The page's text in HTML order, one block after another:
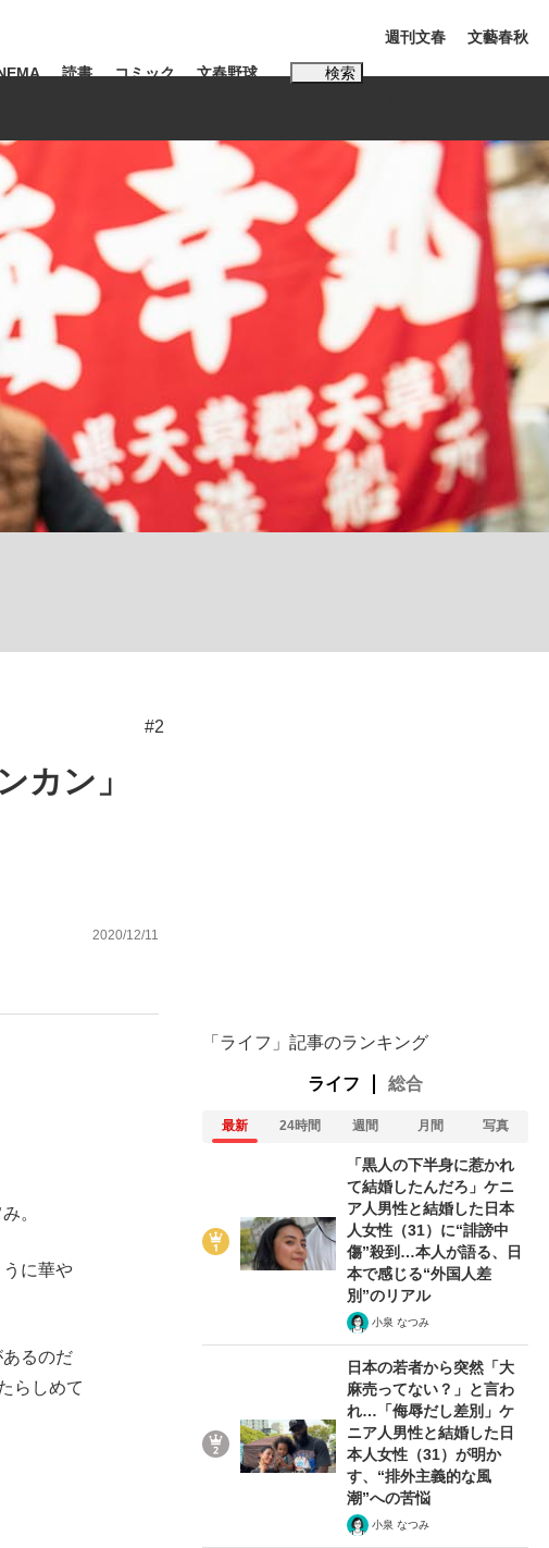
ーキョー滞在記》RM→渋谷で飲み会、JIN→伊豆の...
生まれのK-POPアイドルたち
読書 コミック 文春野球 検索
田有紀
#松田聖子
週刊文春 文藝春秋
#2
カン」
2020/12/11
。
に華や
るのだ
らしめて
「ライフ」記事のランキング
ライフ 総合
最新 24時間 週間 月間 写真
「黒人の下半身に惹かれ
て結婚したんだろ」ケニ
ア人男性と結婚した日本
人女性（31）に“誹謗中
傷”殺到…本人が語る、日
本で感じる“外国人差
別”のリアル
小泉 なつみ
日本の若者から突然「大
麻売ってない？」と言わ
れ…「侮辱だし差別」ケ
ニア人男性と結婚した日
本人女性（31）が明か
す、“排外主義的な風
潮”への苦悩
小泉 なつみ